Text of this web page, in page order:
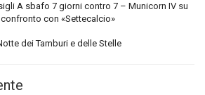
A sbafo 7 giorni contro 7 – Municorn IV su
con «Settecalcio»
dei Tamburi e delle Stelle